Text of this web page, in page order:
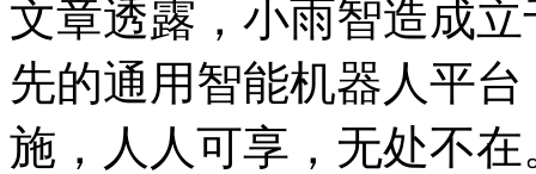
文章透露，小雨智造成
先的通用智能机器人平
施，人人可享，无处不